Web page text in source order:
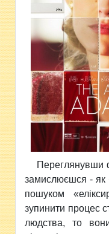
Переглянувши
замислюєшся - як
пошуком
зупинити процес
людства, то